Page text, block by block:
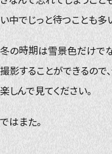
い中でじっと待つことも多
冬の時期は雪景色だけで
撮影することができるので
楽しんで見てください。
ではまた。